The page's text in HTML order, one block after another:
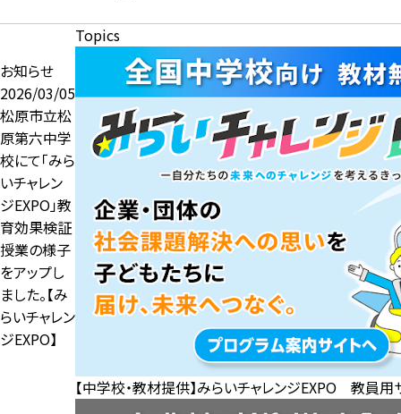
お知らせ
2026/03/05
松原市立松
原第六中学
校にて「みら
いチャレン
ジEXPO」教
育効果検証
授業の様子
をアップし
ました。【み
らいチャレン
ジEXPO】
Topics
【中学校・教材提供】みらいチャレンジEXPO 教員用